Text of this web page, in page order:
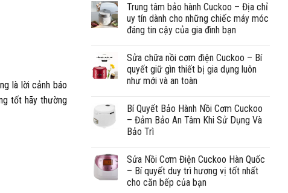
là lời cảnh báo
tốt hãy thường
Trung tâm bảo hành Cuckoo – Địa chỉ
uy tín dành cho những chiếc máy móc
đáng tin cậy của gia đình bạn
Sửa chữa nồi cơm điện Cuckoo – Bí
quyết giữ gìn thiết bị gia dụng luôn
như mới và an toàn
Bí Quyết Bảo Hành Nồi Cơm Cuckoo
– Đảm Bảo An Tâm Khi Sử Dụng Và
Bảo Trì
Sửa Nồi Cơm Điện Cuckoo Hàn Quốc
– Bí quyết duy trì hương vị tốt nhất
cho căn bếp của bạn